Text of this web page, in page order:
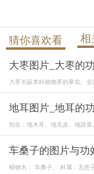
猜你喜欢看 相
大枣图片_大枣的
大枣为鼠李科植物枣的果实。
地耳图片_地耳的
别名：地木耳、地见皮、地踏
车桑子的图片与功
植物名： 车桑子。 科属：无患